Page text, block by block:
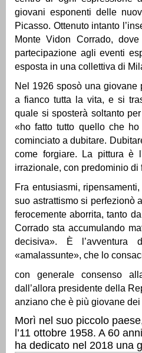
giovani esponenti delle
Picasso. Ottenuto intanto
Monte Vidon Corrado,
partecipazione agli eventi
esposta in una collettiva di
Nel 1926 sposò una giovane
a fianco tutta la vita, e si
quale si sposterà soltanto
«ho fatto tutto quello che
cominciato a dubitare.
come forgiare. La pittura è
irrazionale, con predominio
Fra entusiasmi,
suo astrattismo si perfezionò
ferocemente aborrita, tanto
Corrado sta accumulando
decisiva». È l’avventura
«amalassunte», che lo
con generale consenso
dall’allora presidente della
anziano che è più giovane
Morì nel suo piccolo
l’11 ottobre 1958. A 60
ha dedicato nel 2018 una